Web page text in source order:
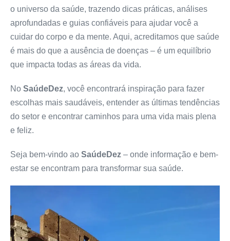
o universo da saúde, trazendo dicas práticas, análises
aprofundadas e guias confiáveis para ajudar você a
cuidar do corpo e da mente. Aqui, acreditamos que saúde
é mais do que a ausência de doenças – é um equilíbrio
que impacta todas as áreas da vida.
No SaúdeDez, você encontrará inspiração para fazer
escolhas mais saudáveis, entender as últimas tendências
do setor e encontrar caminhos para uma vida mais plena
e feliz.
Seja bem-vindo ao SaúdeDez – onde informação e bem-
estar se encontram para transformar sua saúde.